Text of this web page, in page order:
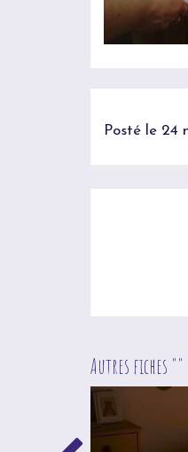
Posté le 24
Autres fiches ""